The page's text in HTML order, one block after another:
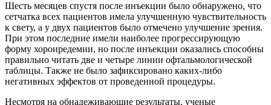
Шесть месяцев спустя после инъекции было обнаружено, что
сетчатка всех пациентов имела улучшенную чувствительность
к свету, а у двух пациентов было отмечено улучшение зрения.
При этом последние имели наиболее прогрессирующую
форму хороиредемии, но после инъекции оказались способны
правильно читать две и четыре линии офтальмологической
таблицы. Также не было зафиксировано каких-либо
негативных эффектов от проведенной процедуры.
Несмотря на обнадеживающие результаты, ученые